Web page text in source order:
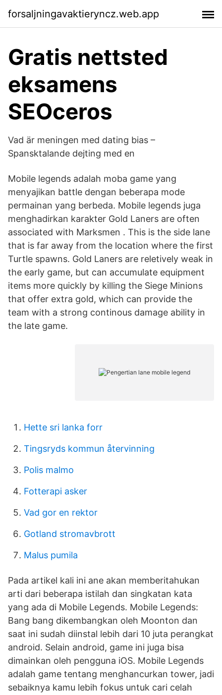
forsaljningavaktieryncz.web.app
Gratis nettsted
eksamens
SEOceros
Vad är meningen med dating bias –
Spansktalande dejting med en
Mobile legends adalah moba game yang
menyajikan battle dengan beberapa mode
permainan yang berbeda. Mobile legends juga
menghadirkan karakter Gold Laners are often
associated with Marksmen . This is the side lane
that is far away from the location where the first
Turtle spawns. Gold Laners are reletively weak in
the early game, but can accumulate equipment
items more quickly by killing the Siege Minions
that offer extra gold, which can provide the
team with a strong continous damage ability in
the late game.
Hette sri lanka forr
Tingsryds kommun återvinning
Polis malmo
Fotterapi asker
Vad gor en rektor
Gotland stromavbrott
Malus pumila
Pada artikel kali ini ane akan memberitahukan
arti dari beberapa istilah dan singkatan kata
yang ada di Mobile Legends. Mobile Legends:
Bang bang dikembangkan oleh Moonton dan
saat ini sudah diinstal lebih dari 10 juta perangkat
android. Selain android, game ini juga bisa
dimainkan oleh pengguna iOS. Mobile Legends
adalah game tentang menghancurkan tower, jadi
sebaiknya kamu lebih fokus untuk cari celah